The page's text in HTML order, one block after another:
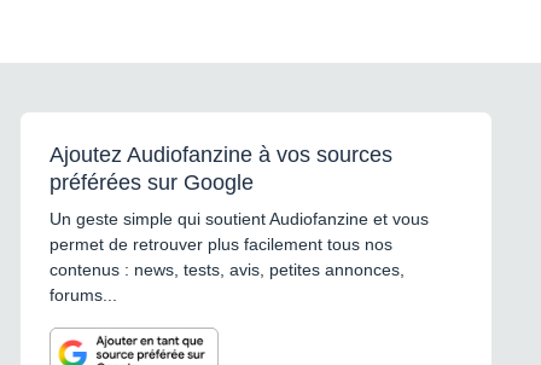
Ajoutez Audiofanzine à vos sources
préférées sur Google
Un geste simple qui soutient Audiofanzine et vous
permet de retrouver plus facilement tous nos
contenus : news, tests, avis, petites annonces,
forums...